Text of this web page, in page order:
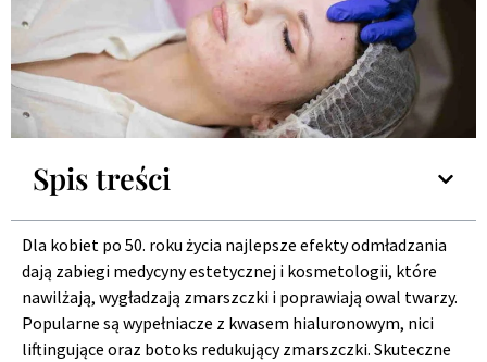
Spis treści
Dla kobiet po 50. roku życia najlepsze efekty odmładzania
dają zabiegi medycyny estetycznej i kosmetologii, które
nawilżają, wygładzają zmarszczki i poprawiają owal twarzy.
Popularne są wypełniacze z kwasem hialuronowym, nici
liftingujące oraz botoks redukujący zmarszczki. Skuteczne